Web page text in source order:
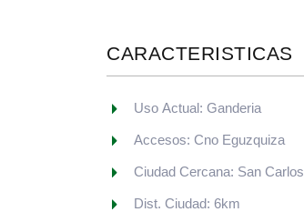
CARACTERISTICAS
Uso Actual: Ganderia
Accesos: Cno Eguzquiza
Ciudad Cercana: San Carlos
Dist. Ciudad: 6km